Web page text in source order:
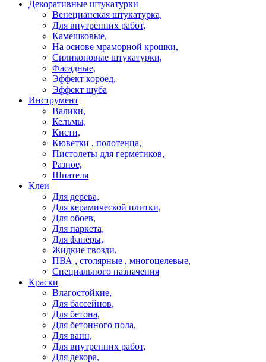
Декоративные штукатурки
Венецианская штукатурка,
Для внутренних работ,
Камешковые,
На основе мраморной крошки,
Силиконовые штукатурки,
Фасадные,
Эффект короед,
Эффект шуба
Инструмент
Валики,
Кельмы,
Кисти,
Кюветки , полотенца,
Пистолеты для герметиков,
Разное,
Шпателя
Клеи
Для дерева,
Для керамической плитки,
Для обоев,
Для паркета,
Для фанеры,
Жидкие гвозди,
ПВА , столярные , многоцелевые,
Специального назначения
Краски
Влагостойкие,
Для бассейнов,
Для бетона,
Для бетонного пола,
Для ванн,
Для внутренних работ,
Для декора,